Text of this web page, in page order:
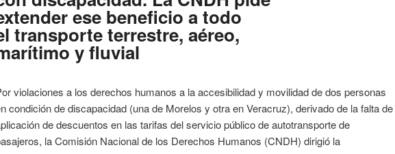
ese beneficio a todo
transporte terrestre, aéreo,
y fluvial
violaciones a los derechos humanos a la accesibilidad y movilidad de dos personas
condición de discapacidad (una de Morelos y otra en Veracruz), derivado de la falta de
de descuentos en las tarifas del servicio público de autotransporte de
la Comisión Nacional de los Derechos Humanos (CNDH) dirigió la